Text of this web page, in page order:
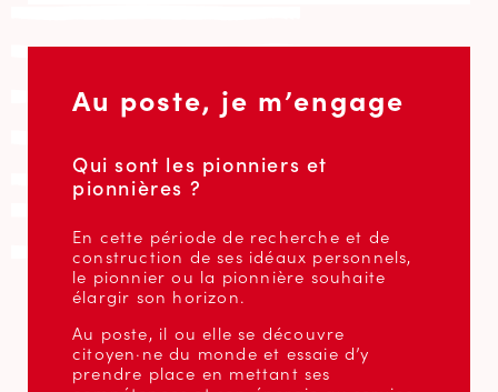
Au poste, je m’engage
Qui sont les pionniers et
pionnières ?
En cette période de recherche et de
construction de ses idéaux personnels,
le pionnier ou la pionnière souhaite
élargir son horizon.
Au poste, il ou elle se découvre
citoyen·ne du monde et essaie d’y
prendre place en mettant ses